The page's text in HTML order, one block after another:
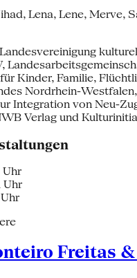
Lena, Lene, Merve,
Landesvereinigung
Kinder, Familie,
Nordrhein-Westfalen,
Integration von Neu-
Verlag und
Uhr
Uhr
Freitas